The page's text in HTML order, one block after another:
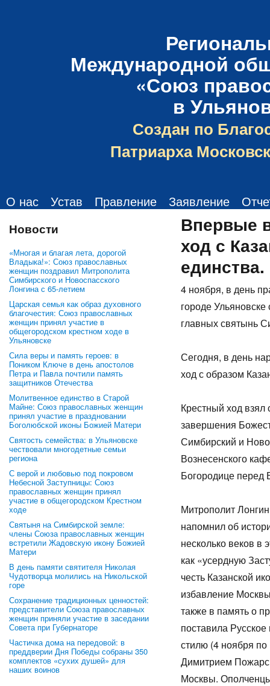
Международной
«Союз
в
Создан по
Патриарха
О нас Устав Правление Заявление
Новости
«Многая и благая лета, дорогой
Владыка!»: Союз православных
женщин поздравил Митрополита
Симбирского и Новоспасского
Лонгина с 65-летием
Царская семья как образ духовного
благочестия: Союз православных
женщин принял участие в
общегородском крестном ходе в
Ульяновске
Сила веры и память героев: в
Поником Ключе в день апостолов
Петра и Павла почтили память
защитников Отечества
Молитвенное единство в Старой
Майне: Союз православных женщин
принял участие в праздновании
Боголюбской иконы Божией Матери
Святость семейства: в Ульяновске
чествовали многодетные семьи
региона
С верой и любовью под покровом
Небесной Заступницы: Союз
православных женщин принял
участие в общегородском Крестном
ходе
Святыня на Симбирской земле:
члены Союза православных женщин
встретили Жадовскую икону Божией
Матери
В день памяти святителя Николая
Чудотворца молились на Никольской
горе
Сохранение традиционных ценностей:
представители Союза православных
женщин приняли участие в заседании
Совета при Губернаторе
Частичка дома на передовой: в
преддверии Дня Победы собраны 350
комплектов «сухих душей» для
наших воинов
Впервые
ход с
единства.
4 ноября, в день
городе
главных святынь
Сегодня, в день
ход с образом
Крестный ход взял
завершения
Симбирский и
Вознесенского
Богородице перед
Митрополит
напомнил об
несколько веков в
как «усердную
честь Казанской
избавление
также в память о
поставила
стилю (4 ноября по
Димитрием
Москвы.